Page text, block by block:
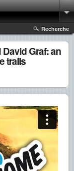
Recherche
Graf: an
trails